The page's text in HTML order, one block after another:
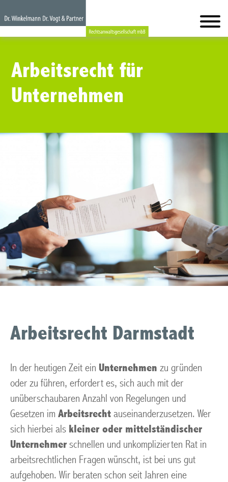
Arbeitsrecht für
Unternehmen
Arbeitsrecht Darmstadt
In der heutigen Zeit ein Unternehmen zu gründen
oder zu führen, erfordert es, sich auch mit der
unüberschaubaren Anzahl von Regelungen und
Gesetzen im Arbeitsrecht auseinanderzusetzen. Wer
sich hierbei als kleiner oder mittelständischer
Unternehmer schnellen und unkomplizierten Rat in
arbeitsrechtlichen Fragen wünscht, ist bei uns gut
aufgehoben. Wir beraten schon seit Jahren eine